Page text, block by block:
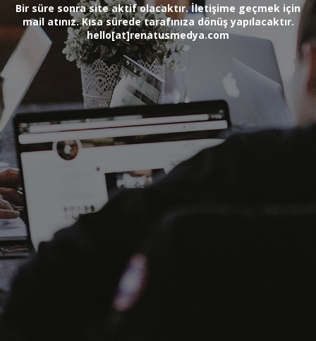
Bir süre sonra site aktif olacaktır. İletişime geçmek için
mail atınız. Kısa sürede tarafınıza dönüş yapılacaktır.
hello[at]renatusmedya.com